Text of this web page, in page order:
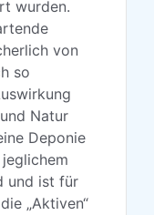
wurden.
von
so
Natur
Deponie
und ist für
„Aktiven“